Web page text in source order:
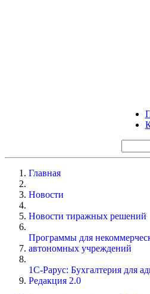
Главная
Новости
Новости тиражных решений
Программы для
автономных учреждений
1С-Рарус: Бухгалтерия для
Редакция 2.0